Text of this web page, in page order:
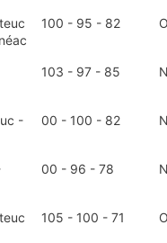
100 - 95 - 82
103 - 97 - 85
-
00 - 100 - 82
00 - 96 - 78
105 - 100 - 71